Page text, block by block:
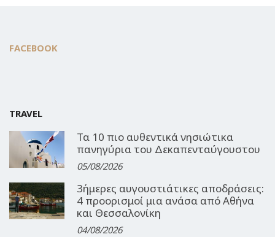
FACEBOOK
TRAVEL
Τα 10 πιο αυθεντικά νησιώτικα
πανηγύρια του Δεκαπενταύγουστου
05/08/2026
3ήμερες αυγουστιάτικες αποδράσεις:
4 προορισμοί μια ανάσα από Αθήνα
και Θεσσαλονίκη
04/08/2026